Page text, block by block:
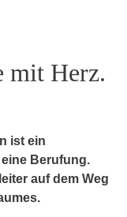
mit Herz.
ist ein
Berufung.
auf dem Weg